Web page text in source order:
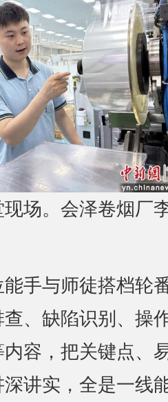
场。会泽卷烟厂
手与师徒搭档轮
、缺陷识别、操
容，把关键点、
讲实，全是一线